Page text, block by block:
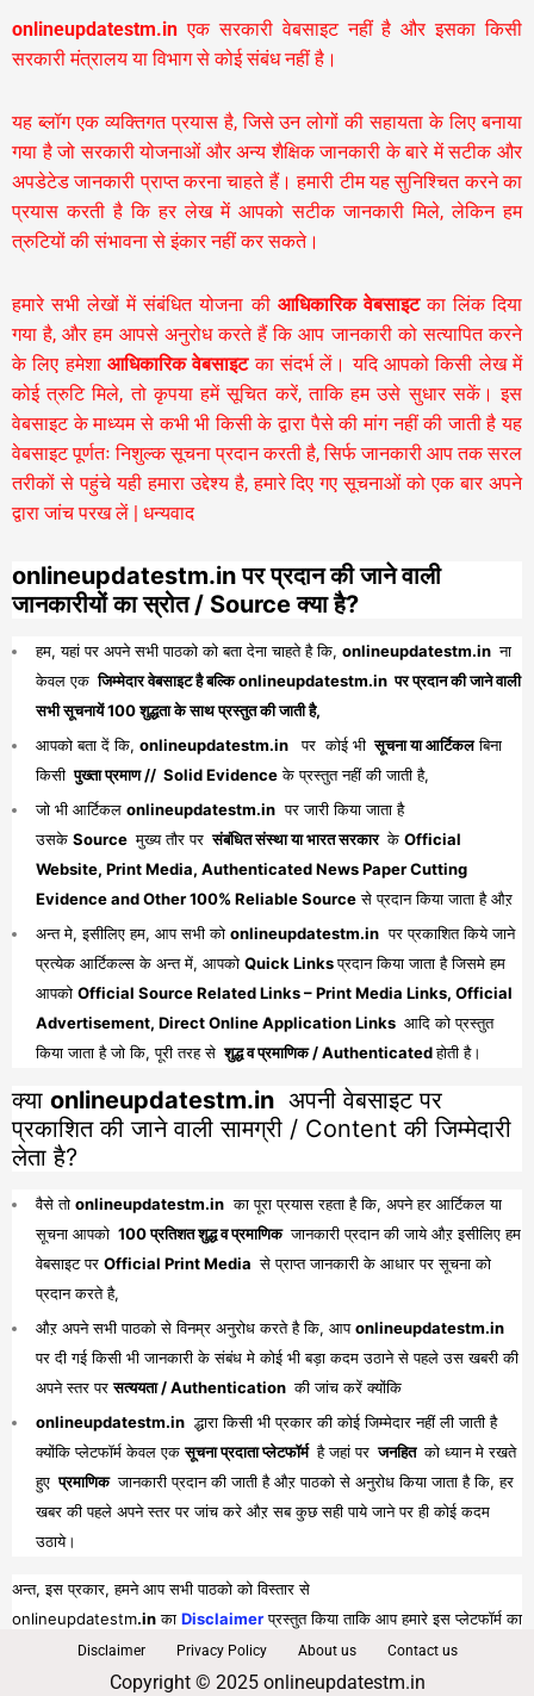
onlineupdatestm.in एक सरकारी वेबसाइट नहीं है और इसका किसी
सरकारी मंत्रालय या विभाग से कोई संबंध नहीं है।
यह ब्लॉग एक व्यक्तिगत प्रयास है, जिसे उन लोगों की सहायता के लिए बनाया
गया है जो सरकारी योजनाओं और अन्य शैक्षिक जानकारी के बारे में सटीक और
अपडेटेड जानकारी प्राप्त करना चाहते हैं। हमारी टीम यह सुनिश्चित करने का
प्रयास करती है कि हर लेख में आपको सटीक जानकारी मिले, लेकिन हम
त्रुटियों की संभावना से इंकार नहीं कर सकते।
हमारे सभी लेखों में संबंधित योजना की आधिकारिक वेबसाइटका लिंक दिया
गया है, और हम आपसे अनुरोध करते हैं कि आप जानकारी को सत्यापित करने
के लिए हमेशा आधिकारिक वेबसाइटका संदर्भ लें। यदि आपको किसी लेख में
कोई त्रुटि मिले, तो कृपया हमें सूचित करें, ताकि हम उसे सुधार सकें। इस
वेबसाइट के माध्यम से कभी भी किसी के द्वारा पैसे की मांग नहीं की जाती है यह
वेबसाइट पूर्णतः निशुल्क सूचना प्रदान करती है,सिर्फ जानकारी आप तक सरल
तरीकों से पहुंचे यही हमारा उद्देश्य है, हमारे दिए गए सूचनाओं को एक बार अपने
द्वारा जांच परख लें | धन्यवाद
onlineupdatestm.in पर प्रदान की जाने वाली
जानकारीयों का स्रोत / Source क्या है?
हम, यहां पर अपने सभी पाठको को बता देना चाहते है कि, onlineupdatestm.in ना
केवल एक जिम्मेदार वेबसाइट है बल्कि onlineupdatestm.in पर प्रदान की जाने वाली
सभी सूचनायें 100 शुद्धता के साथ प्रस्तुत की जाती है,
आपको बता दें कि, onlineupdatestm.in पर कोई भी सूचना या आर्टिकलबिना
किसी पुख्ता प्रमाण // Solid Evidenceके प्रस्तुत नहीं की जाती है,
जो भी आर्टिकल onlineupdatestm.in पर जारी किया जाता है
उसके Source मुख्य तौर पर संबंधित संस्था या भारत सरकार के Official
Website, Print Media, Authenticated News Paper Cutting
Evidence and Other 100% Reliable Sourceसे प्रदान किया जाता है औऱ
अन्त मे, इसीलिए हम, आप सभी को onlineupdatestm.in पर प्रकाशित किये जाने
प्रत्येक आर्टिकल्स के अन्त में, आपको Quick Linksप्रदान किया जाता है जिसमे हम
आपको Official Source Related Links – Print Media Links, Official
Advertisement, Direct Online Application Links आदि को प्रस्तुत
किया जाता है जो कि, पूरी तरह से शुद्ध व प्रमाणिक / Authenticatedहोती है।
क्या onlineupdatestm.in अपनी वेबसाइट पर
प्रकाशित की जाने वाली सामग्री / Content की जिम्मेदारी
लेता है?
वैसे तो onlineupdatestm.in का पूरा प्रयास रहता है कि, अपने हर आर्टिकल या
सूचना आपको 100 प्रतिशत शुद्ध व प्रमाणिक जानकारी प्रदान की जाये औऱ इसीलिए हम
वेबसाइट पर Official Print Media से प्राप्त जानकारी के आधार पर सूचना को
प्रदान करते है,
औऱ अपने सभी पाठको से विनम्र अनुरोध करते है कि, आपonlineupdatestm.in
पर दी गई किसी भी जानकारी के संबंध मे कोई भी बड़ा कदम उठाने से पहले उस खबरी की
अपने स्तर परसत्ययता / Authentication की जांच करें क्योंकि
onlineupdatestm.in द्धारा किसी भी प्रकार की कोई जिम्मेदार नहीं ली जाती है
क्योंकि प्लेटफॉर्म केवल एकसूचना प्रदाता प्लेटफॉर्म है जहां पर जनहित को ध्यान मे रखते
हुए प्रमाणिक जानकारी प्रदान की जाती है औऱ पाठको से अनुरोध किया जाता है कि, हर
खबर की पहले अपने स्तर पर जांच करे औऱ सब कुछ सही पाये जाने पर ही कोई कदम
उठाये।
अन्त, इस प्रकार, हमने आप सभी पाठको को विस्तार से
onlineupdatestm.inका Disclaimerप्रस्तुत किया ताकि आप हमारे इस प्लेटफॉर्म का
पूरा व भरपूर लाभ प्राप्त कर सकें।
Disclaimer Privacy Policy About us Contact us
Copyright © 2025 onlineupdatestm.in